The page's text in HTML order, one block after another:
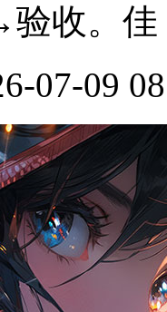
收。佳
07-09